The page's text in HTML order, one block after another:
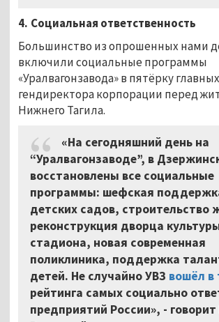
4. Социальная ответственность
Большинство из опрошенных нами
включили социальные программы
«Уралвагонзавода» в пятёрку
гендиректора корпорации перед
Нижнего Тагила.
«На сегодняшний день на
“Уралвагонзаводе”, в
восстановлены все социальные
программы: шефская
детских садов, строительство
реконструкция дворца
стадиона, новая современная
поликлиника, поддержка
детей. Не случайно УВЗ вошёл в
рейтинга самых социально
предприятий России», -